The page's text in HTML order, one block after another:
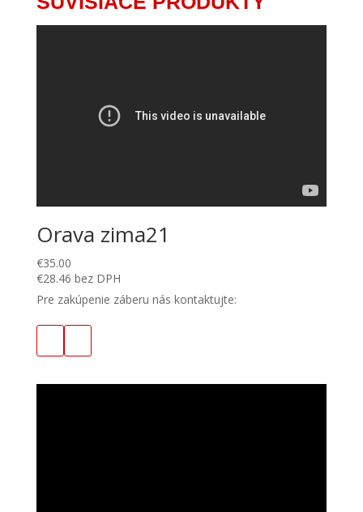
Orava zima21
€35.00
€28.46 bez DPH
Pre zakúpenie záberu nás kontaktujte: